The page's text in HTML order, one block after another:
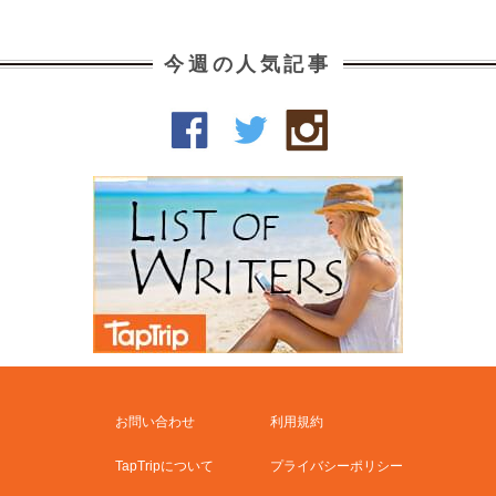
今週の人気記事
お問い合わせ 利用規約
TapTripについて プライバシーポリシー